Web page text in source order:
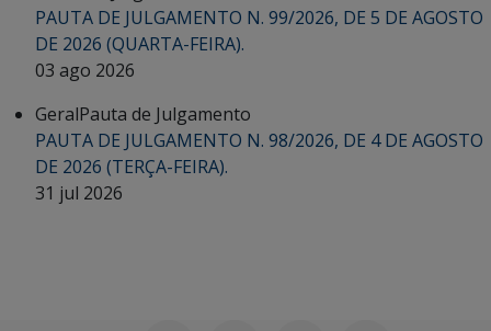
PAUTA DE JULGAMENTO N. 99/2026, DE 5 DE AGOSTO
DE 2026 (QUARTA-FEIRA).
03 ago 2026
GeralPauta de Julgamento
PAUTA DE JULGAMENTO N. 98/2026, DE 4 DE AGOSTO
DE 2026 (TERÇA-FEIRA).
31 jul 2026